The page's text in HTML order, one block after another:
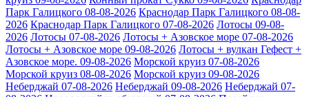
Парк Галицкого 08-08-2026 Краснодар Парк Галицкого 08-08-
2026 Краснодар Парк Галицкого 07-08-2026 Лотосы 09-08-
2026 Лотосы 07-08-2026 Лотосы + Азовское море 07-08-2026
Лотосы + Азовское море 09-08-2026 Лотосы + вулкан Гефест +
Азовское море. 09-08-2026 Морской круиз 07-08-2026
Морской круиз 08-08-2026 Морской круиз 09-08-2026
Неберджай 07-08-2026 Неберджай 09-08-2026 Неберджай 07-